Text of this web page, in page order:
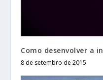
Como desenvolver a
8 de setembro de 2015